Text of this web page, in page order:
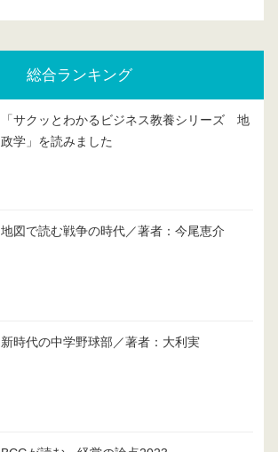
総合ランキング
「サクッとわかるビジネス教養シリーズ 地
政学」を読みました
地図で読む戦争の時代／著者：今尾恵介
新時代の中学野球部／著者：大利実